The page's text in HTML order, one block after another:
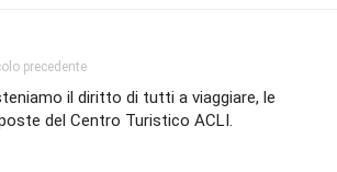
precedente
il diritto di tutti a viaggiare, le
del Centro Turistico ACLI.